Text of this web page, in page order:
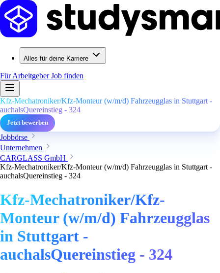
Alles für deine Karriere
Für ArbeitgeberJob finden
Kfz-Mechatroniker/Kfz-Monteur (w/m/d) Fahrzeugglas in Stuttgart -
auchalsQuereinstieg - 324
Jetzt bewerben
Jobbörse
Unternehmen
CARGLASS GmbH
Kfz-Mechatroniker/Kfz-Monteur (w/m/d) Fahrzeugglas in Stuttgart -
auchalsQuereinstieg - 324
Kfz-Mechatroniker/Kfz-
Monteur (w/m/d) Fahrzeugglas
in Stuttgart -
auchalsQuereinstieg - 324